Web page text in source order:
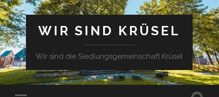
WIR SIND KRÜSEL
Wir sind die Siedlungsgemeinschaft Krüsel